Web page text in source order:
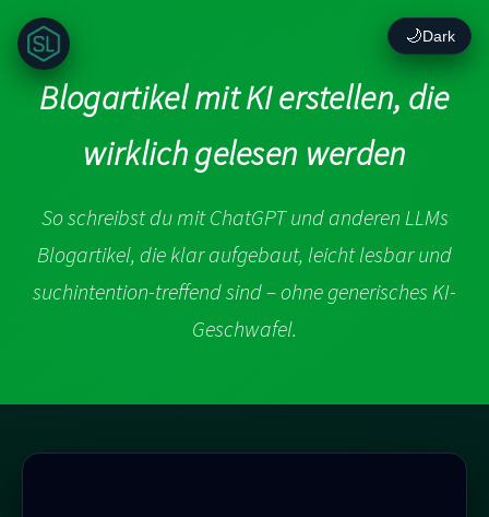
🌙Dark
Blogartikel mit KI erstellen, die
wirklich gelesen werden
So schreibst du mit ChatGPT und anderen LLMs
Blogartikel, die klar aufgebaut, leicht lesbar und
suchintention-treffend sind – ohne generisches KI-
Geschwafel.